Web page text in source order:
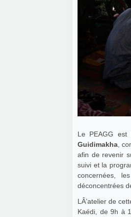
Le PEAGG est
Guidimakha ,
afin de revenir
suivi et la
concernées,
déconcentrées
LÂ’atelier de
Kaédi, de 9h à